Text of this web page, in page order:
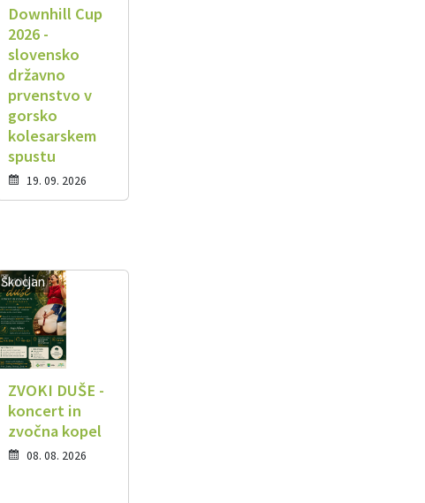
Downhill Cup
2026 -
slovensko
državno
prvenstvo v
gorsko
kolesarskem
spustu
19. 09. 2026
Škocjan
ZVOKI DUŠE -
koncert in
zvočna kopel
08. 08. 2026